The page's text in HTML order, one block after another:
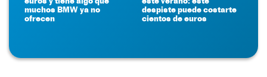
muchos BMW ya no
ofrecen
despiste puede costarte
cientos de euros